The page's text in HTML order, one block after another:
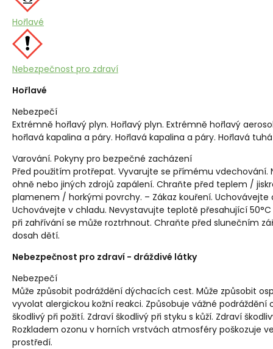
Hořlavé
Nebezpečnost pro zdraví
Hořlavé
Nebezpečí
Extrémně hořlavý plyn. Hořlavý plyn. Extrémně hořlavý
hořlavá kapalina a páry. Hořlavá kapalina a páry. Hořlavá
Varování. Pokyny pro bezpečné zacházení
Před použitím protřepat. Vyvarujte se přímému vdechování.
ohně nebo jiných zdrojů zapálení. Chraňte před teplem /
plamenem / horkými povrchy. – Zákaz kouření. Uchovávejte
Uchovávejte v chladu. Nevystavujte teplotě přesahující
při zahřívání se může roztrhnout. Chraňte před slunečním
dosah dětí.
Nebezpečnost pro zdraví - dráždivé látky
Nebezpečí
Může způsobit podráždění dýchacích cest. Může způsobit
vyvolat alergickou kožní reakci. Způsobuje vážné podráždění
škodlivý při požití. Zdraví škodlivý při styku s kůží. Zdraví
Rozkladem ozonu v horních vrstvách atmosféry poškozuje
prostředí.